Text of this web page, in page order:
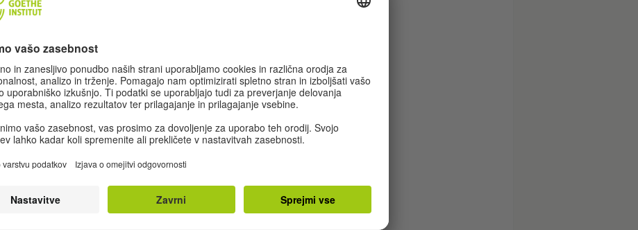
družin z nižjim prihodkom,« pravi Christine Garbe. V tej družbeni skupini so
pogosto tudi priseljenske družine. Poleg tega ima nezadostne sposobnosti
mlajši polnoletniki – niti v bogati državi z razvitim izobraževalnim sistemom,
OECD, so pokazali, da vsak šesti odrasli v Nemčiji bere na ravni desetletnega
otroka.
ISKANJE PRIMEROV DOBRE PRAKSE
ELINET ne namerava zbirati novih statističnih podatkov. »Nasprotno, radi bi
v kratka in jedrnata državna poročila,« razlaga Garbejeva. Pri tem se
posvečajo vprašanju, kako se s težavami spopadajo posamezne države.
Mreža naj bi zbrala in priporočila zglede spodbujanja opismenjevanja v vseh
starostnih skupinah, ki obetajo uspeh. Toda da bo to lahko storila, mora